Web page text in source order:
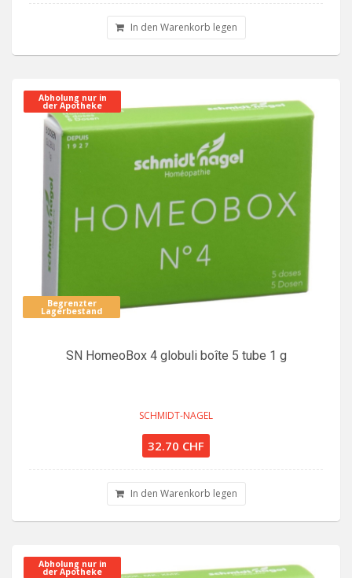
In den Warenkorb legen
Abholung nur in
der Apotheke
Begrenzter
Lagerbestand
SN HomeoBox 4 globuli boîte 5 tube 1 g
SCHMIDT-NAGEL
32.70 CHF
In den Warenkorb legen
Abholung nur in
der Apotheke